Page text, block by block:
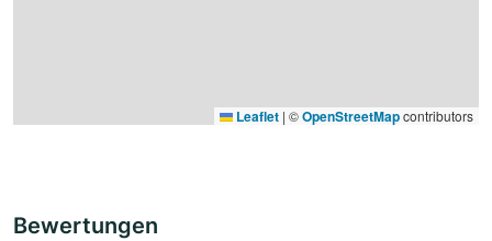
Leaflet | ©OpenStreetMapcontributors
Bewertungen